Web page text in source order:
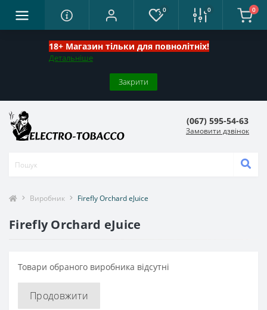
18+ Магазин тільки для повнолітніх!
Детальніше
Закрити
0 0 0
(067) 595-54-63
Замовити дзвінок
Виробник Firefly Orchard eJuice
Firefly Orchard eJuice
Товари обраного виробника відсутні
Продовжити